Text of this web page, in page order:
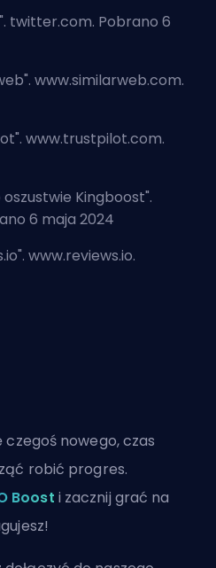
". twitter.com. Pobrano 6
". www.similarweb.com.
". www.trustpilot.com.
Kingboost".
6 maja 2024
". www.reviews.io.
czegoś nowego, czas
robić progres.
Boost i zacznij grać na